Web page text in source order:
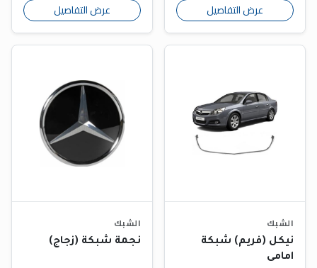
عرض التفاصيل عرض التفاصيل
الشبك
نيكل (فريم) شبكة
امامى
الشبك
نجمة شبكة (زجاج)